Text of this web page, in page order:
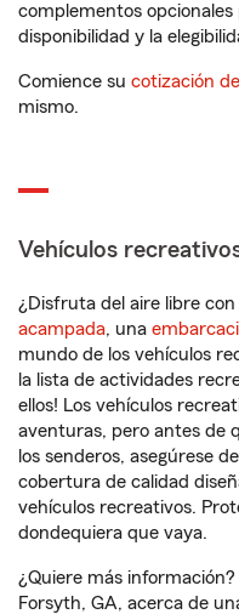
complementos
disponibilidad y la
Comience su cotización
mismo.
Vehículos
¿Disfruta del aire libre con
acampada, una
mundo de los vehículos
la lista de actividades
ellos! Los vehículos
aventuras, pero antes de
los senderos, asegúrese
cobertura de calidad
vehículos recreativos.
dondequiera que vaya.
¿Quiere más
Forsyth, GA, acerca de